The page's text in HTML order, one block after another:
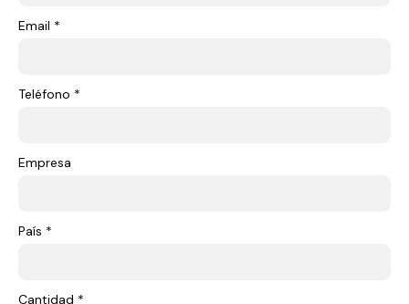
Email *
Teléfono *
Empresa
País *
Cantidad *